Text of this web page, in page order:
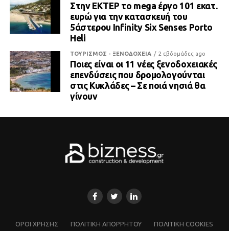
Στην ΕΚΤΕΡ το mega έργο 101 εκατ.
ευρώ για την κατασκευή του
5άστερου Infinity Six Senses Porto
Heli
ΤΟΥΡΙΣΜΟΣ - ΞΕΝΟΔΟΧΕΙΑ 2 εβδομάδες ago
Ποιες είναι οι 11 νέες ξενοδοχειακές
επενδύσεις που δρομολογούνται
στις Κυκλάδες – Σε ποιά νησιά θα
γίνουν
ΌΡΟΙ ΧΡΗΣΗΣ ΠΟΛΙΤΙΚΗ ΑΠΟΡΡΗΤΟΥ ΠΟΛΙΤΙΚΗ COOKIES